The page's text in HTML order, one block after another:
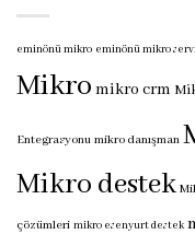
eminönü mikro eminönü mikro
Mikro mikro crm
Entegrasyonu mikro danışman
Mikro destek
çözümleri mikro esenyurt destek